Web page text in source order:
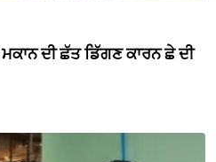
ਦੀ ਛੱਤ ਡਿੱਗਣ ਕਾਰਨ ਛੇ ਦੀ